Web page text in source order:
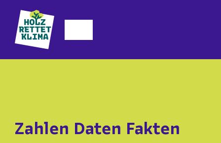
Zum
Inhalt
springen
Die Initiative
Zahlen Daten Fakten